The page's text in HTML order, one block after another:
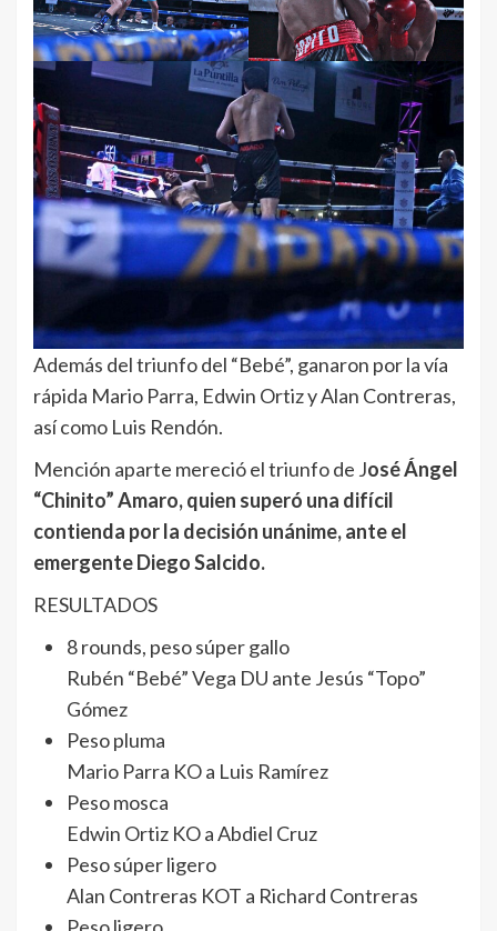
Además del triunfo del “Bebé”, ganaron por la vía
rápida Mario Parra, Edwin Ortiz y Alan Contreras,
así como Luis Rendón.
Mención aparte mereció el triunfo de José Ángel
“Chinito” Amaro, quien superó una difícil
contienda por la decisión unánime, ante el
emergente Diego Salcido.
RESULTADOS
8 rounds, peso súper gallo
Rubén “Bebé” Vega DU ante Jesús “Topo”
Gómez
Peso pluma
Mario Parra KO a Luis Ramírez
Peso mosca
Edwin Ortiz KO a Abdiel Cruz
Peso súper ligero
Alan Contreras KOT a Richard Contreras